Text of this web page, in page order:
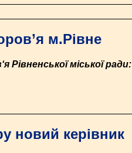
м.Рівне
міської ради:
новий керівник